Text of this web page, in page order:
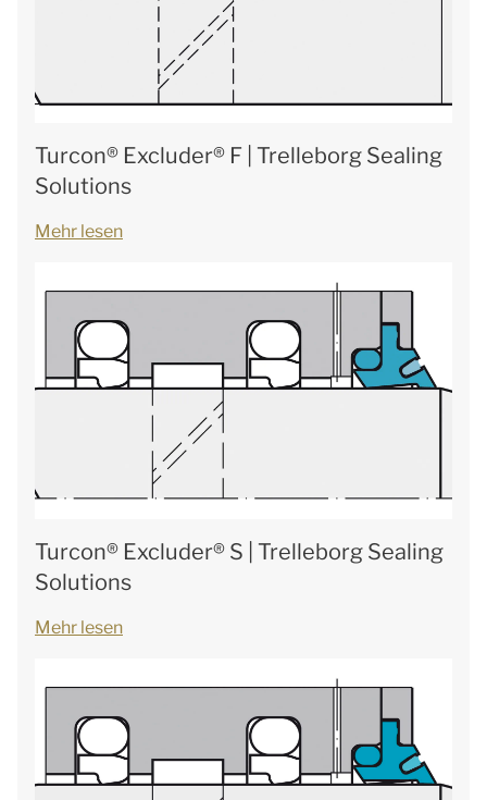
Turcon® Excluder® F | Trelleborg Sealing
Solutions
Mehr lesen
Turcon® Excluder® S | Trelleborg Sealing
Solutions
Mehr lesen